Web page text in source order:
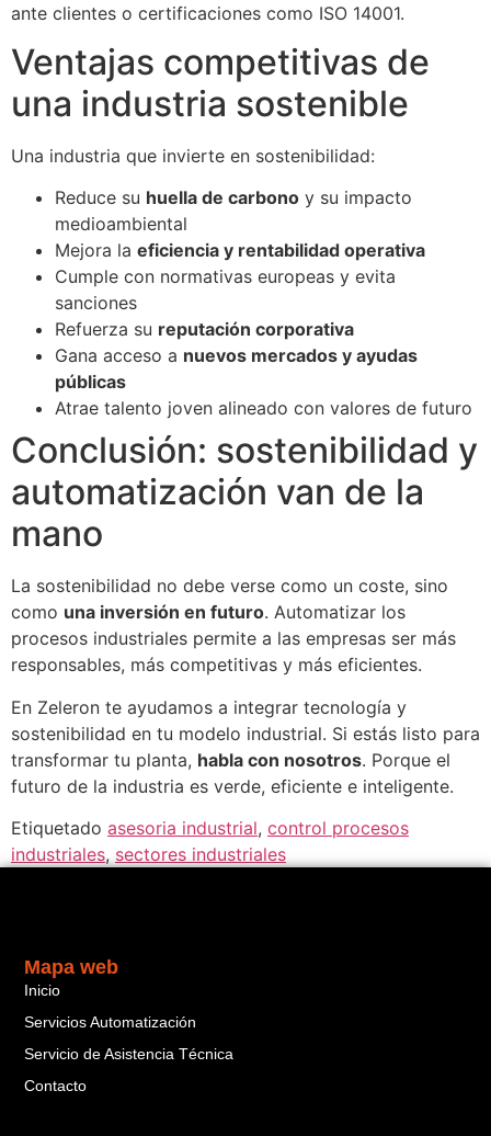
ante clientes o certificaciones como ISO 14001.
Ventajas competitivas de
una industria sostenible
Una industria que invierte en sostenibilidad:
Reduce su huella de carbono y su impacto
medioambiental
Mejora la eficiencia y rentabilidad operativa
Cumple con normativas europeas y evita
sanciones
Refuerza su reputación corporativa
Gana acceso a nuevos mercados y ayudas
públicas
Atrae talento joven alineado con valores de futuro
Conclusión: sostenibilidad y
automatización van de la
mano
La sostenibilidad no debe verse como un coste, sino
como una inversión en futuro. Automatizar los
procesos industriales permite a las empresas ser más
responsables, más competitivas y más eficientes.
En Zeleron te ayudamos a integrar tecnología y
sostenibilidad en tu modelo industrial. Si estás listo para
transformar tu planta, habla con nosotros. Porque el
futuro de la industria es verde, eficiente e inteligente.
Etiquetado asesoria industrial, control procesos
industriales, sectores industriales
Mapa web
Inicio
Servicios Automatización
Servicio de Asistencia Técnica
Contacto